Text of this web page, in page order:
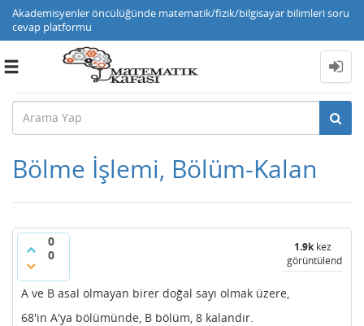
Akademisyenler öncülüğünde matematik/fizik/bilgisayar bilimleri soru
cevap platformu
Toggle
Bölme İşlemi, Bölüm-Kalan
0
0
1.9kkez
görüntülendi
A ve B asal olmayan birer doğal sayı olmak üzere,
68'in A'ya bölümünde, B bölüm, 8 kalandır.